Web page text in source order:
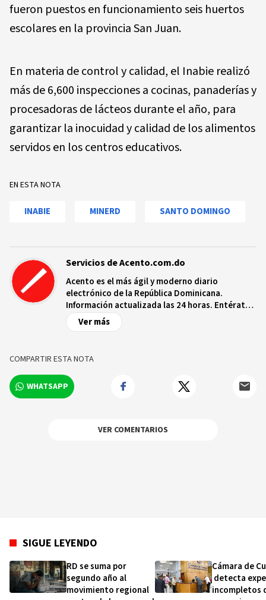
fueron puestos en funcionamiento seis huertos
escolares en la provincia San Juan.
En materia de control y calidad, el Inabie realizó
más de 6,600 inspecciones a cocinas, panaderías y
procesadoras de lácteos durante el año, para
garantizar la inocuidad y calidad de los alimentos
servidos en los centros educativos.
EN ESTA NOTA
INABIE MINERD SANTO DOMINGO
Servicios de Acento.com.do
Acento es el más ágil y moderno diario
electrónico de la República Dominicana.
Información actualizada las 24 horas. Entérate
de las noticias y sucesos más importantes a
nivel nacional e internacional, videos y fotos
Ver más
COMPARTIR ESTA NOTA
WHATSAPP
VER COMENTARIOS
SIGUE LEYENDO
RD se suma por
segundo año al
movimiento regional
Cámara de
detecta
incompletos